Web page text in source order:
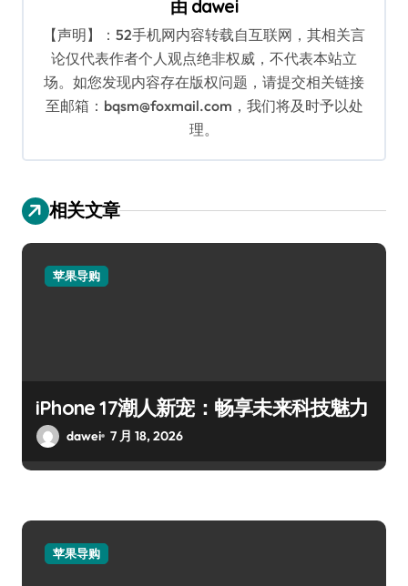
由 dawei
【声明】：52手机网内容转载自互联网，其相关言
论仅代表作者个人观点绝非权威，不代表本站立
场。如您发现内容存在版权问题，请提交相关链接
至邮箱：bqsm@foxmail.com，我们将及时予以处
理。
相关文章
苹果导购
iPhone 17潮人新宠：畅享未来科技魅力
dawei 7 月 18, 2026
苹果导购